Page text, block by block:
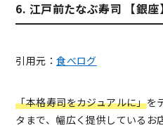
6. 江戸前たなぶ寿司 【銀座】
引用元：食べログ
「本格寿司をカジュアルに」を
タまで、幅広く提供しているお